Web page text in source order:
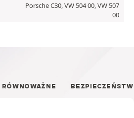
Porsche C30, VW 504 00, VW 507
00